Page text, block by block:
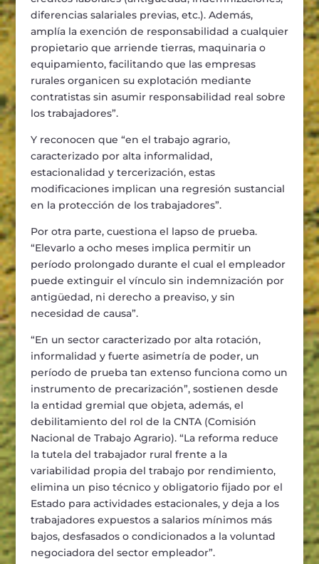
diferencias salariales previas, etc.). Además,
amplía la exención de responsabilidad a cualquier
propietario que arriende tierras, maquinaria o
equipamiento, facilitando que las empresas
rurales organicen su explotación mediante
contratistas sin asumir responsabilidad real sobre
los trabajadores”.
Y reconocen que “en el trabajo agrario,
caracterizado por alta informalidad,
estacionalidad y tercerización, estas
modificaciones implican una regresión sustancial
en la protección de los trabajadores”.
Por otra parte, cuestiona el lapso de prueba.
“Elevarlo a ocho meses implica permitir un
período prolongado durante el cual el empleador
puede extinguir el vínculo sin indemnización por
antigüedad,ni derecho a preaviso,y sin
necesidad de causa”.
“En un sector caracterizado por alta rotación,
informalidad y fuerte asimetría de poder, un
período de prueba tan extenso funciona como un
instrumento de precarización”, sostienen desde
la entidad gremial que objeta, además, el
debilitamiento del rol de la CNTA (Comisión
Nacional de Trabajo Agrario). “La reforma reduce
la tutela del trabajador rural frente a la
variabilidad propia del trabajo por rendimiento,
elimina un piso técnico y obligatorio fijado por el
Estado para actividades estacionales, y deja a los
trabajadores expuestos a salarios mínimos más
bajos, desfasados o condicionados a la voluntad
negociadoradel sector empleador”.